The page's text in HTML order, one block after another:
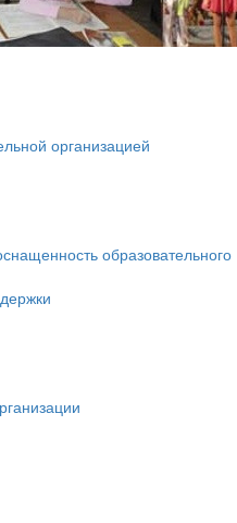
организацией
образовательного